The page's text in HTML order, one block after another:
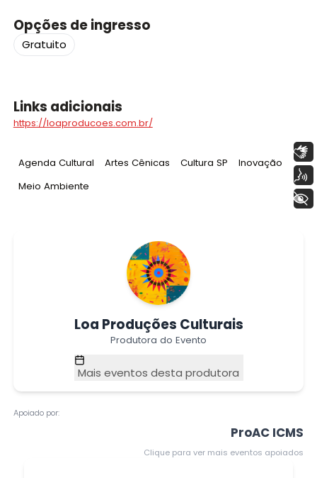
Opções de ingresso
Gratuito
Links adicionais
https://loaproducoes.com.br/
Tag:
Agenda Cultural Tag:
Artes Cênicas Tag:
Cultura SP Tag:
Inovação
Tag:
Meio Ambiente
Loa Produções Culturais
Produtora do Evento
Mais eventos desta produtora
Apoiado por:
ProAC ICMS
Clique para ver mais eventos apoiados